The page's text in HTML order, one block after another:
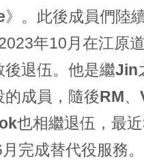
。此後成員們陸
年10月在江原
後退伍。他是繼Jin
的成員，隨後RM、
也相繼退伍，最近
完成替代役服務。